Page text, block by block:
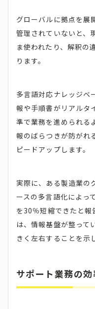
グローバルに拠点を展
管理されていないと、
ま使われたり、解釈の
ります。
多言語対応ナレッジベ
報や手順書がリアルタ
準で業務を進められる
報のばらつきが防がれ
ピードアップします。
実際に、ある製造業の
ースの多言語化によっ
を30％短縮できたと報
は、情報基盤が整って
きく左右することを示
サポート業務の効